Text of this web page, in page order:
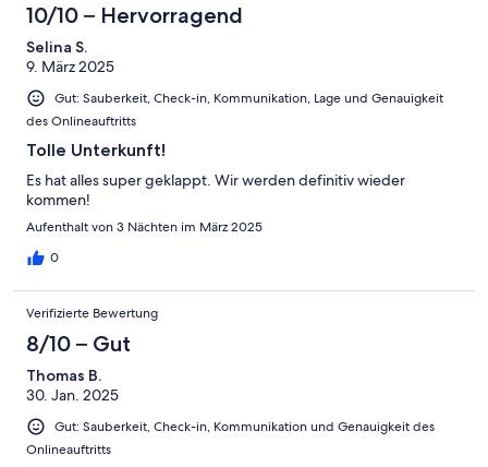
10/10 – Hervorragend
Selina S.
9. März 2025
Gut: Sauberkeit, Check-in, Kommunikation, Lage und Genauigkeit
des Onlineauftritts
Tolle Unterkunft!
Es hat alles super geklappt. Wir werden definitiv wieder
kommen!
Aufenthalt von 3 Nächten im März 2025
0
Verifizierte Bewertung
8/10 – Gut
Thomas B.
30. Jan. 2025
Gut: Sauberkeit, Check-in, Kommunikation und Genauigkeit des
Onlineauftritts